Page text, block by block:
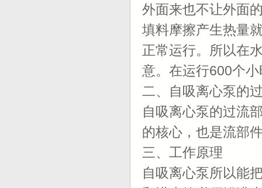
外面来也不让外面
填料摩擦产生热量
正常运行。所以在
意。在运行600个
二、自吸离心泵的
自吸离心泵的过流
的核心，也是流部
三、工作原理
自吸离心泵所以能